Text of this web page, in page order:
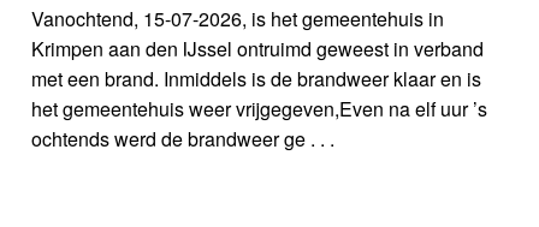
Vanochtend, 15-07-2026, is het gemeentehuis in
Krimpen aan den IJssel ontruimd geweest in verband
met een brand. Inmiddels is de brandweer klaar en is
het gemeentehuis weer vrijgegeven,Even na elf uur ’s
ochtends werd de brandweer ge . . .